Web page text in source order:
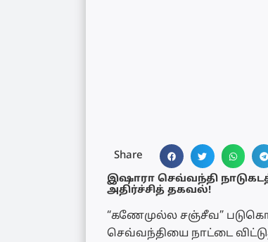
Share
இஷாரா செவ்வந்தி
அதிர்ச்சித் தகவல்!
“கணேமுல்ல சஞ்சீவ”
செவ்வந்தியை நாட்டை